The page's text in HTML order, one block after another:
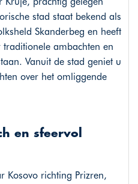
stad staat bekend als
Skanderbeg en heeft
ambachten en
Vanuit de stad geniet u
over het omliggende
en sfeervol
Kosovo richting Prizren,